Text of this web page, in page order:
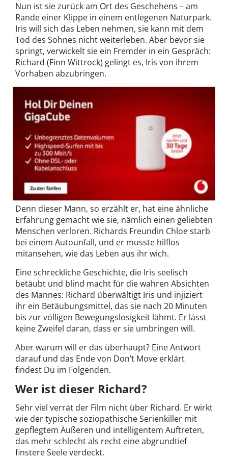
Nun ist sie zurück am Ort des Geschehens – am
Rande einer Klippe in einem entlegenen Naturpark.
Iris will sich das Leben nehmen, sie kann mit dem
Tod des Sohnes nicht weiterleben. Aber bevor sie
springt, verwickelt sie ein Fremder in ein Gespräch:
Richard (Finn Wittrock) gelingt es, Iris von ihrem
Vorhaben abzubringen.
Denn dieser Mann, so erzählt er, hat eine ähnliche
Erfahrung gemacht wie sie, nämlich einen geliebten
Menschen verloren. Richards Freundin Chloe starb
bei einem Autounfall, und er musste hilflos
mitansehen, wie das Leben aus ihr wich.
Eine schreckliche Geschichte, die Iris seelisch
betäubt und blind macht für die wahren Absichten
des Mannes: Richard überwältigt Iris und injiziert
ihr ein Betäubungsmittel, das sie nach 20 Minuten
bis zur völligen Bewegungslosigkeit lähmt. Er lässt
keine Zweifel daran, dass er sie umbringen will.
Aber warum will er das überhaupt? Eine Antwort
darauf und das Ende von Don’t Move erklärt
findest Du im Folgenden.
Wer ist dieser Richard?
Sehr viel verrät der Film nicht über Richard. Er wirkt
wie der typische soziopathische Serienkiller mit
gepflegtem Äußeren und intelligentem Auftreten,
das mehr schlecht als recht eine abgrundtief
finstere Seele verdeckt.